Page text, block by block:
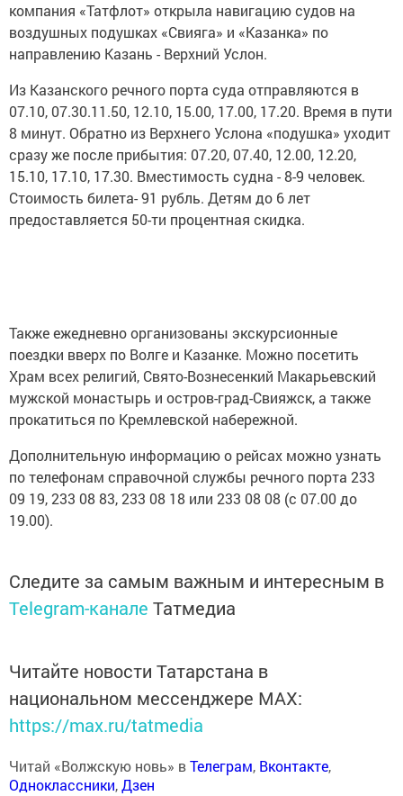
компания «Татфлот» открыла навигацию судов на
воздушных подушках «Свияга» и «Казанка» по
направлению Казань - Верхний Услон.
Из Казанского речного порта суда отправляются в
07.10, 07.30.11.50, 12.10, 15.00, 17.00, 17.20. Время в пути
8 минут. Обратно из Верхнего Услона «подушка» уходит
сразу же после прибытия: 07.20, 07.40, 12.00, 12.20,
15.10, 17.10, 17.30. Вместимость судна - 8-9 человек.
Стоимость билета- 91 рубль. Детям до 6 лет
предоставляется 50-ти процентная скидка.
Также ежедневно организованы экскурсионные
поездки вверх по Волге и Казанке. Можно посетить
Храм всех религий, Свято-Вознесенкий Макарьевский
мужской монастырь и остров-град-Свияжск, а также
прокатиться по Кремлевской набережной.
Дополнительную информацию о рейсах можно узнать
по телефонам справочной службы речного порта 233
09 19, 233 08 83, 233 08 18 или 233 08 08 (с 07.00 до
19.00).
Следите за самым важным и интересным в
Telegram-канале Татмедиа
Читайте новости Татарстана в
национальном мессенджере MАХ:
https://max.ru/tatmedia
Читай «Волжскую новь» вТелеграм, Вконтакте,
Одноклассники,Дзен